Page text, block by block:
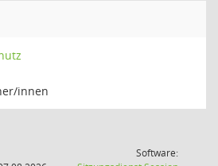
innen
Software: